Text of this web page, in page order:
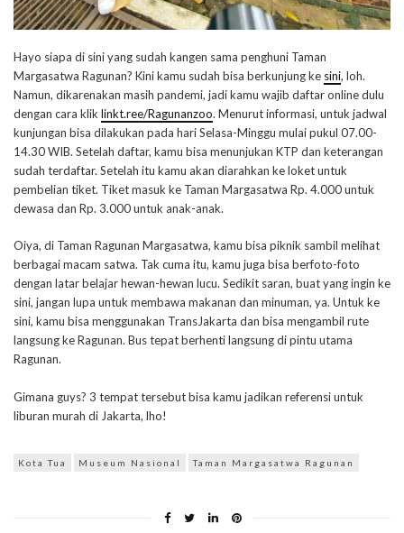
Hayo siapa di sini yang sudah kangen sama penghuni Taman
Margasatwa Ragunan? Kini kamu sudah bisa berkunjung ke sini, loh.
Namun, dikarenakan masih pandemi, jadi kamu wajib daftar online dulu
dengan cara klik linkt.ree/Ragunanzoo. Menurut informasi, untuk jadwal
kunjungan bisa dilakukan pada hari Selasa-Minggu mulai pukul 07.00-
14.30 WIB. Setelah daftar, kamu bisa menunjukan KTP dan keterangan
sudah terdaftar. Setelah itu kamu akan diarahkan ke loket untuk
pembelian tiket. Tiket masuk ke Taman Margasatwa Rp. 4.000 untuk
dewasa dan Rp. 3.000 untuk anak-anak.
Oiya, di Taman Ragunan Margasatwa, kamu bisa piknik sambil melihat
berbagai macam satwa. Tak cuma itu, kamu juga bisa berfoto-foto
dengan latar belajar hewan-hewan lucu. Sedikit saran, buat yang ingin ke
sini, jangan lupa untuk membawa makanan dan minuman, ya. Untuk ke
sini, kamu bisa menggunakan TransJakarta dan bisa mengambil rute
langsung ke Ragunan. Bus tepat berhenti langsung di pintu utama
Ragunan.
Gimana guys? 3 tempat tersebut bisa kamu jadikan referensi untuk
liburan murah di Jakarta, lho!
Kota Tua Museum Nasional Taman Margasatwa Ragunan